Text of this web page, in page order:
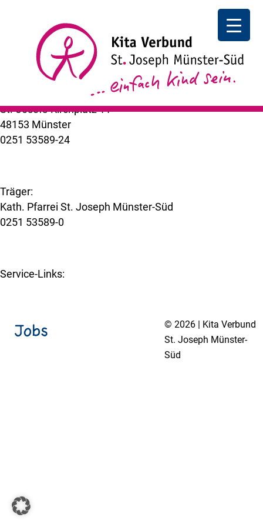
GartenaktionIMaulwurf 14.00- 16.30 Uhr
++ zurück
Kita Verbund St. Joseph Münster-Süd
St.-Josefs-Kirchplatz 11
48153 Münster
0251 53589-24
Träger:
Kath. Pfarrei St. Joseph Münster-Süd
0251 53589-0
Service-Links:
© 2026 | Kita Verbund
St. Joseph Münster-
Süd